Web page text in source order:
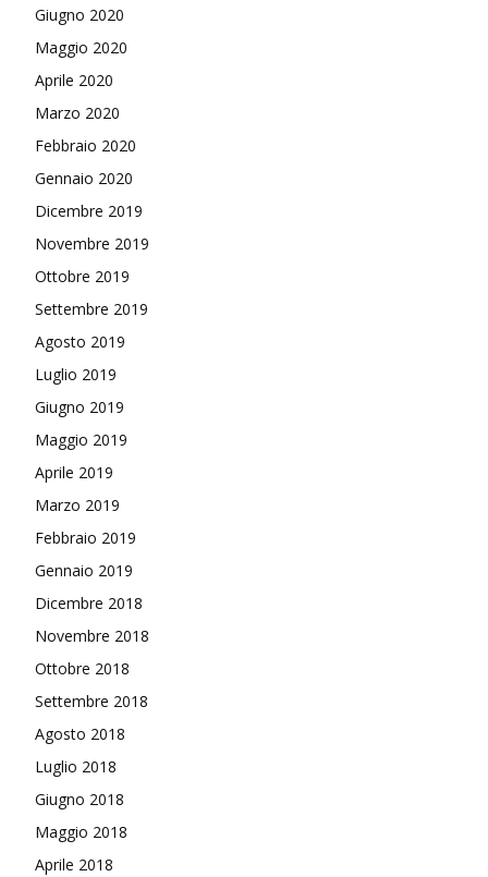
Giugno 2020
Maggio 2020
Aprile 2020
Marzo 2020
Febbraio 2020
Gennaio 2020
Dicembre 2019
Novembre 2019
Ottobre 2019
Settembre 2019
Agosto 2019
Luglio 2019
Giugno 2019
Maggio 2019
Aprile 2019
Marzo 2019
Febbraio 2019
Gennaio 2019
Dicembre 2018
Novembre 2018
Ottobre 2018
Settembre 2018
Agosto 2018
Luglio 2018
Giugno 2018
Maggio 2018
Aprile 2018